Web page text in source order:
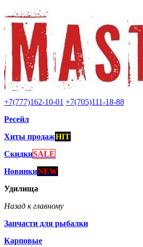
+7(777)162-10-01 +7(705)111-18-88
Ресейл
Хиты продажHIT
СкидкиSALE
НовинкиNEW
Удилища
Назад к главному
Запчасти для рыбалки
Карповые